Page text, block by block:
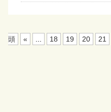
頭
« 18 19 20 21